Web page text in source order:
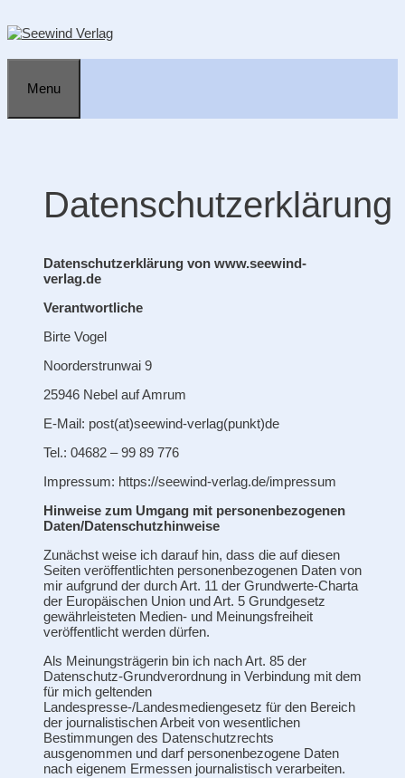
Inhalt
springen
Menu
Datenschutzerklärung
Datenschutzerklärung von www.seewind-
verlag.de
Verantwortliche
Birte Vogel
Noorderstrunwai 9
25946 Nebel auf Amrum
E-Mail: post(at)seewind-verlag(punkt)de
Tel.: 04682 – 99 89 776
Impressum: https://seewind-verlag.de/impressum
Hinweise zum Umgang mit personenbezogenen
Daten/Datenschutzhinweise
Zunächst weise ich darauf hin, dass die auf diesen
Seiten veröffentlichten personenbezogenen Daten von
mir aufgrund der durch Art. 11 der Grundwerte-Charta
der Europäischen Union und Art. 5 Grundgesetz
gewährleisteten Medien- und Meinungsfreiheit
veröffentlicht werden dürfen.
Als Meinungsträgerin bin ich nach Art. 85 der
Datenschutz-Grundverordnung in Verbindung mit dem
für mich geltenden
Landespresse-/Landesmediengesetz für den Bereich
der journalistischen Arbeit von wesentlichen
Bestimmungen des Datenschutzrechts
ausgenommen und darf personenbezogene Daten
nach eigenem Ermessen journalistisch verarbeiten.